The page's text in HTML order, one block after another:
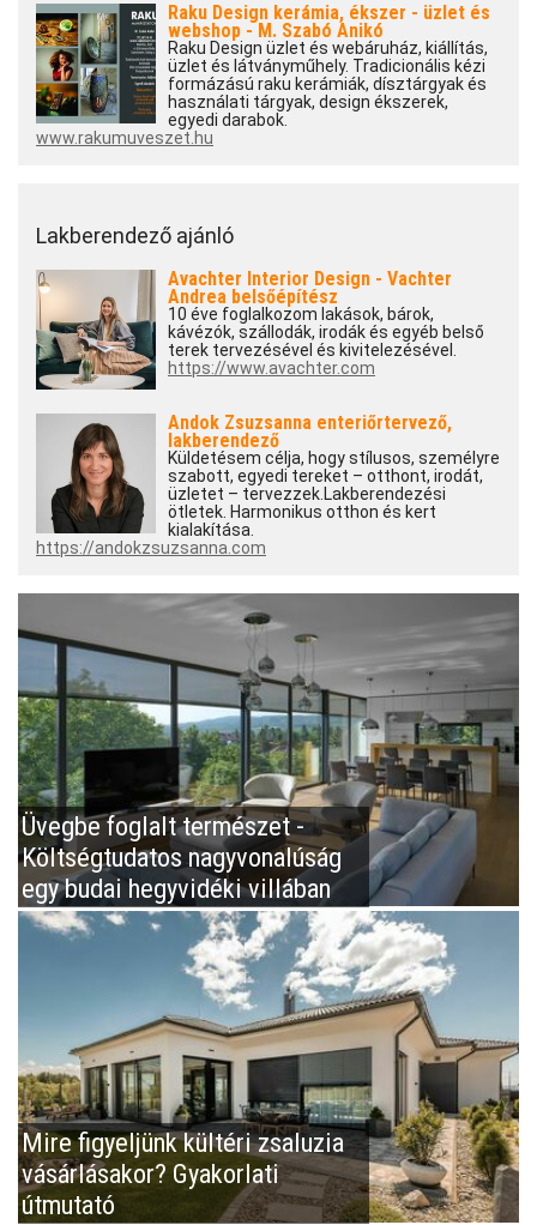
Raku Design kerámia, ékszer - üzlet és
webshop - M. Szabó Anikó
Raku Design üzlet és webáruház, kiállítás,
üzlet és látványműhely. Tradicionális kézi
formázású raku kerámiák, dísztárgyak és
használati tárgyak, design ékszerek,
egyedi darabok.
www.rakumuveszet.hu
Lakberendező ajánló
Avachter Interior Design - Vachter
Andrea belsőépítész
10 éve foglalkozom lakások, bárok,
kávézók, szállodák, irodák és egyéb belső
terek tervezésével és kivitelezésével.
https://www.avachter.com
Andok Zsuzsanna enteriőrtervező,
lakberendező
Küldetésem célja, hogy stílusos, személyre
szabott, egyedi tereket – otthont, irodát,
üzletet – tervezzek.Lakberendezési
ötletek. Harmonikus otthon és kert
kialakítása.
https://andokzsuzsanna.com
Üvegbe foglalt természet -
Költségtudatos nagyvonalúság
egy budai hegyvidéki villában
Mire figyeljünk kültéri zsaluzia
vásárlásakor? Gyakorlati
útmutató